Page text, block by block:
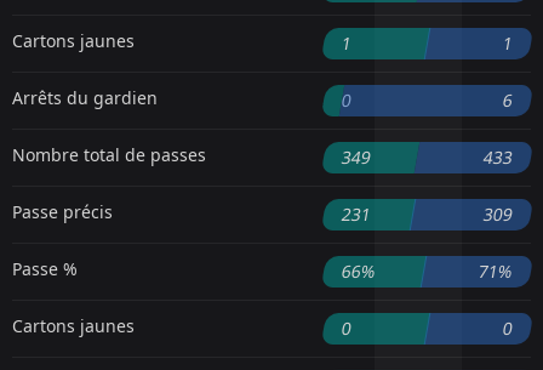
Cartons jaunes 1 1
Arrêts du gardien 0 6
Nombre total de passes 349 433
Passe précis 231 309
Passe % 66% 71%
Cartons jaunes 0 0